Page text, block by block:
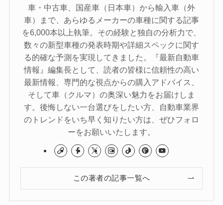
車・中古車、国産車（日本車）から輸入車（外
車）まで、あらゆるメーカーの車種に関する記事
を6,000本以上執筆。その経験と独自の分析力で、
数々の新型車種の発表時期や詳細スペックに関す
る的確な予測を実現してきました。『最新自動車
情報』編集長として、読者の皆様に信頼性の高い
最新情報、専門的な視点からの購入アドバイス、
そして車（クルマ）の奥深い魅力をお届けしま
す。後悔しない一台選びをしたい方、自動車業界
のトレンドをいち早く知りたい方は、ぜひフォロ
ーをお願いいたします。
この著者の記事一覧へ